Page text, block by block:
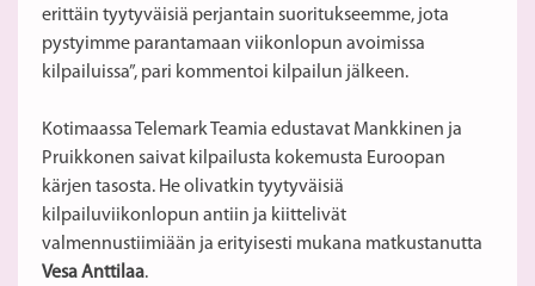
erittäin tyytyväisiä perjantain suoritukseemme, jota
pystyimme parantamaan viikonlopun avoimissa
kilpailuissa”, pari kommentoi kilpailun jälkeen.
Kotimaassa Telemark Teamia edustavat Mankkinen ja
Pruikkonen saivat kilpailusta kokemusta Euroopan
kärjen tasosta. He olivatkin tyytyväisiä
kilpailuviikonlopun antiin ja kiittelivät
valmennustiimiään ja erityisesti mukana matkustanutta
Vesa Anttilaa.